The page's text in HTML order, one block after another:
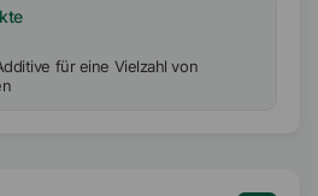
für eine Vielzahl von